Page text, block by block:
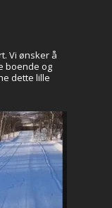
Vi ønsker å
boende og
dette lille